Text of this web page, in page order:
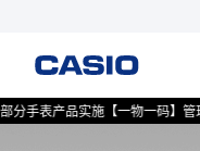
品实施【一物一码】管理的公告